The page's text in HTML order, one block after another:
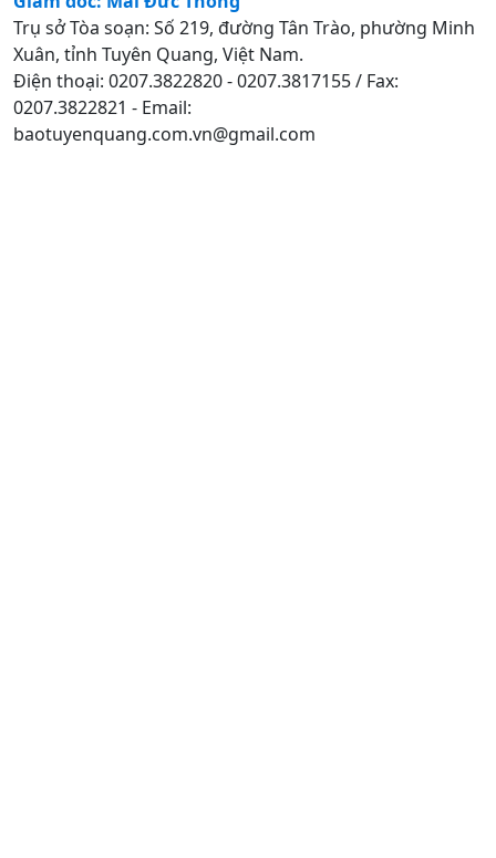
Trụ sở Tòa soạn: Số 219, đường Tân Trào, phường Minh
Xuân, tỉnh Tuyên Quang, Việt Nam.
Điện thoại: 0207.3822820 - 0207.3817155 / Fax:
0207.3822821 - Email:
baotuyenquang.com.vn@gmail.com